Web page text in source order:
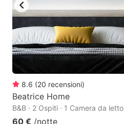
8.6 (20 recensioni)
Beatrice Home
B&B · 2 Ospiti · 1 Camera da letto
60 € /notte